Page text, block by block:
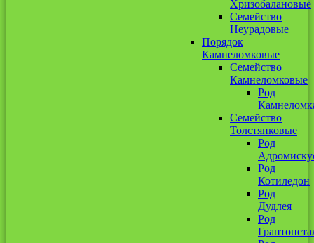
Хризобалановые
Семейство
Неурадовые
Порядок
Камнеломковые
Семейство
Камнеломковые
Род
Семейство
Толстянковые
Род
Род
Котиледон
Род
Дудлея
Род